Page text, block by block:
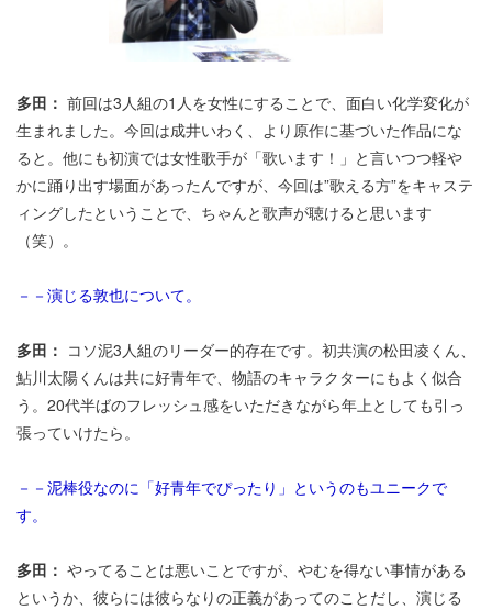
多田： 前回は3人組の1人を女性にすることで、面白い化学変化が
生まれました。今回は成井いわく、より原作に基づいた作品にな
ると。他にも初演では女性歌手が「歌います！」と言いつつ軽や
かに踊り出す場面があったんですが、今回は”歌える方”をキャステ
ィングしたということで、ちゃんと歌声が聴けると思います
（笑）。
－－演じる敦也について。
多田： コソ泥3人組のリーダー的存在です。初共演の松田凌くん、
鮎川太陽くんは共に好青年で、物語のキャラクターにもよく似合
う。20代半ばのフレッシュ感をいただきながら年上としても引っ
張っていけたら。
－－泥棒役なのに「好青年でぴったり」というのもユニークで
す。
多田： やってることは悪いことですが、やむを得ない事情がある
というか、彼らには彼らなりの正義があってのことだし、演じる